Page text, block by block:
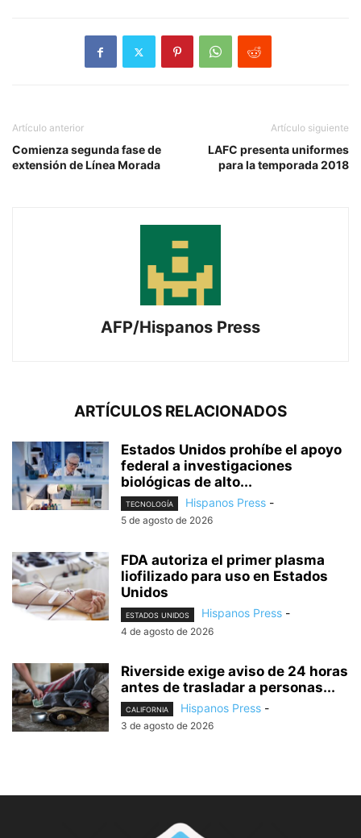
Artículo anterior
Comienza segunda fase de
extensión de Línea Morada
Artículo siguiente
LAFC presenta uniformes
para la temporada 2018
AFP/Hispanos Press
ARTÍCULOS RELACIONADOS
Estados Unidos prohíbe el apoyo
federal a investigaciones
biológicas de alto...
TECNOLOGÍA Hispanos Press -
5 de agosto de 2026
FDA autoriza el primer plasma
liofilizado para uso en Estados
Unidos
ESTADOS UNIDOS Hispanos Press -
4 de agosto de 2026
Riverside exige aviso de 24 horas
antes de trasladar a personas...
CALIFORNIA Hispanos Press -
3 de agosto de 2026